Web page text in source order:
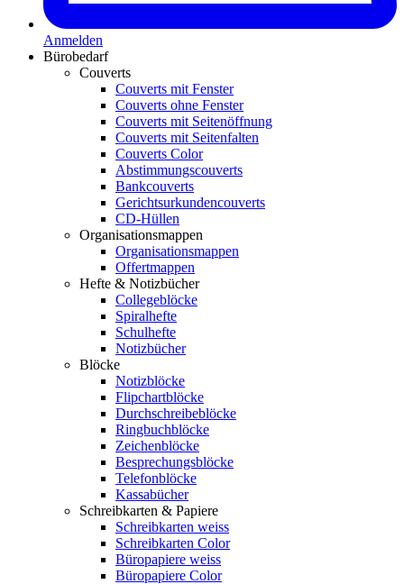
Anmelden
Bürobedarf
Couverts
Couverts mit Fenster
Couverts ohne Fenster
Couverts mit Seitenöffnung
Couverts mit Seitenfalten
Couverts Color
Abstimmungscouverts
Bankcouverts
Gerichtsurkundencouverts
CD-Hüllen
Organisationsmappen
Organisationsmappen
Offertmappen
Hefte & Notizbücher
Collegeblöcke
Spiralhefte
Schulhefte
Notizbücher
Blöcke
Notizblöcke
Flipchartblöcke
Durchschreibeblöcke
Ringbuchblöcke
Zeichenblöcke
Besprechungsblöcke
Telefonblöcke
Kassabücher
Schreibkarten & Papiere
Schreibkarten weiss
Schreibkarten Color
Büropapiere weiss
Büropapiere Color